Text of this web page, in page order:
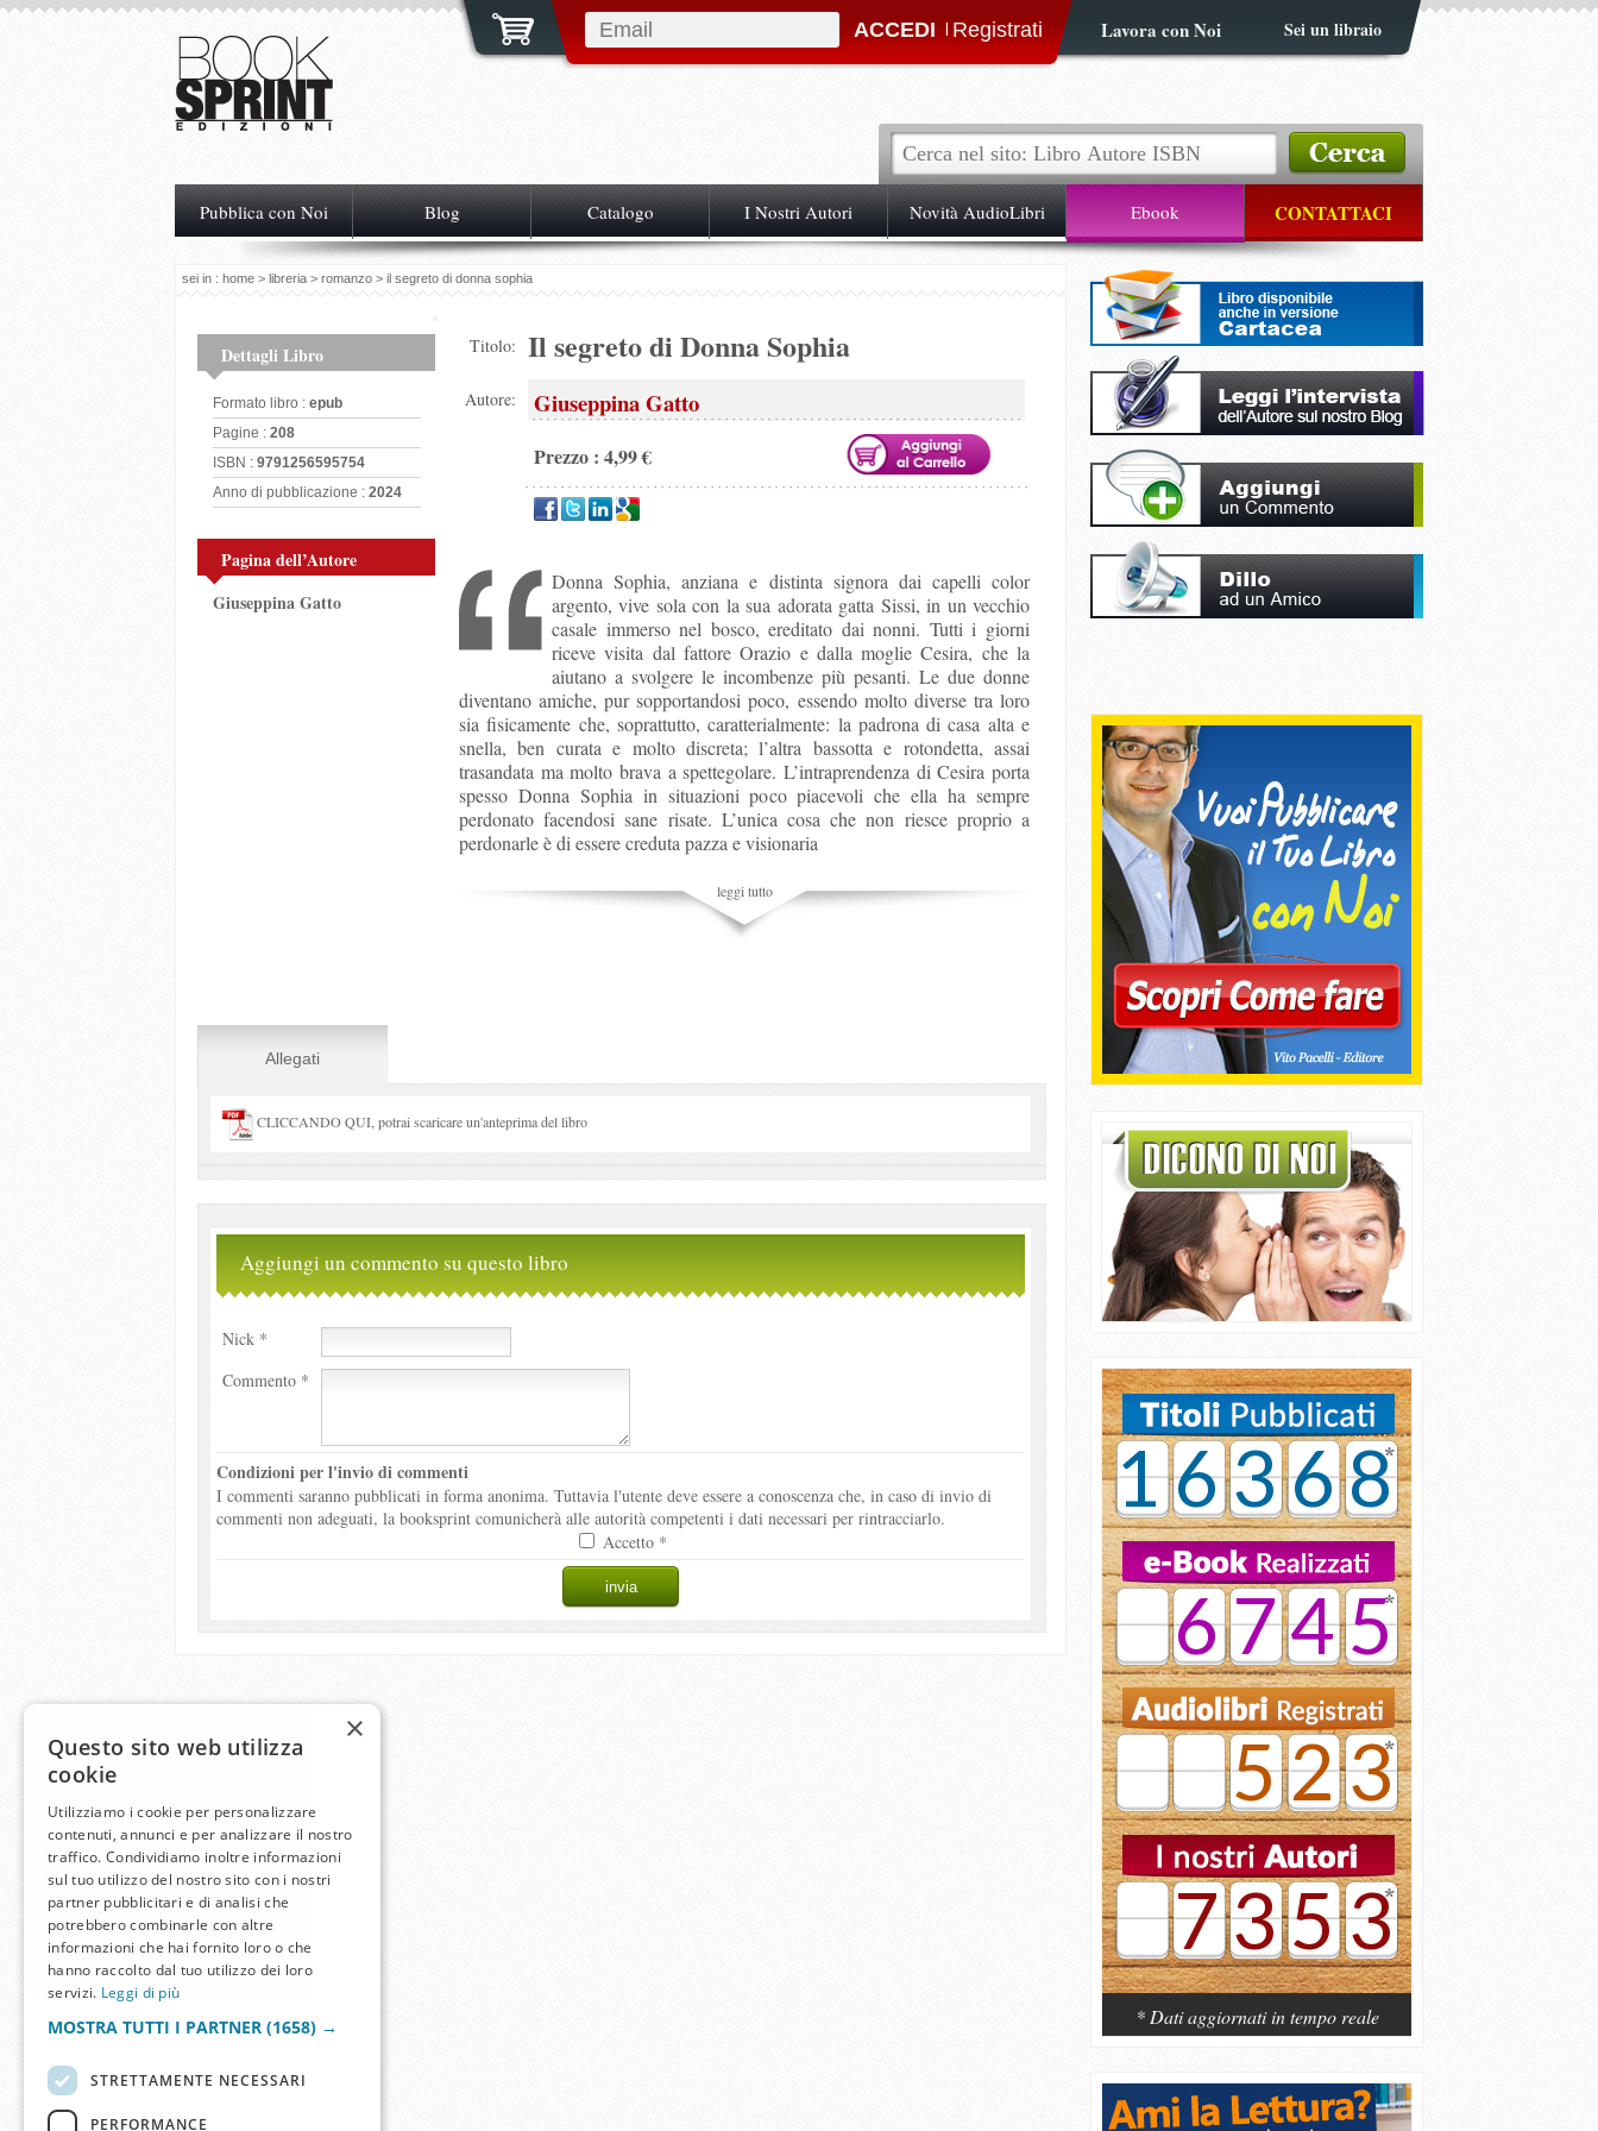
| Lavora con Noi Sei un libraio
Pubblica con Noi Blog Catalogo I Nostri Autori Novità AudioLibri Ebook CONTATTACI
sei in : home > libreria > romanzo > il segreto di donna sophia
Dettagli Libro
Formato libro : epub
Pagine : 208
ISBN : 9791256595754
Anno di pubblicazione : 2024
Pagina dell’Autore
Giuseppina Gatto
Titolo: Il segreto di Donna Sophia
Autore: Giuseppina Gatto
Prezzo : 4,99 €
Donna Sophia, anziana e distinta signora dai capelli color
argento, vive sola con la sua adorata gatta Sissi, in un vecchio
casale immerso nel bosco, ereditato dai nonni. Tutti i giorni
riceve visita dal fattore Orazio e dalla moglie Cesira, che la
aiutano a svolgere le incombenze più pesanti. Le due donne
diventano amiche, pur sopportandosi poco, essendo molto diverse tra loro
sia fisicamente che, soprattutto, caratterialmente: la padrona di casa alta e
snella, ben curata e molto discreta; l’altra bassotta e rotondetta, assai
trasandata ma molto brava a spettegolare. L’intraprendenza di Cesira porta
spesso Donna Sophia in situazioni poco piacevoli che ella ha sempre
perdonato facendosi sane risate. L’unica cosa che non riesce proprio a
perdonarle è di essere creduta pazza e visionaria
leggi tutto
Allegati
CLICCANDO QUI, potrai scaricare un'anteprima del libro
Aggiungi un commento su questo libro
Nick *
Commento *
Condizioni per l'invio di commenti
I commenti saranno pubblicati in forma anonima. Tuttavia l'utente deve essere a conoscenza che, in caso di invio di
commenti non adeguati, la booksprint comunicherà alle autorità competenti i dati necessari per rintracciarlo.
Accetto *
16368
6745
523
7353
* Dati aggiornati in tempo reale
×
Questo sito web utilizza
cookie
Utilizziamo i cookie per personalizzare
contenuti, annunci e per analizzare il nostro
traffico. Condividiamo inoltre informazioni
sul tuo utilizzo del nostro sito con i nostri
partner pubblicitari e di analisi che
potrebbero combinarle con altre
informazioni che hai fornito loro o che
hanno raccolto dal tuo utilizzo dei loro
servizi. Leggi di più
MOSTRA TUTTI I PARTNER (1658) →
STRETTAMENTE NECESSARI
PERFORMANCE